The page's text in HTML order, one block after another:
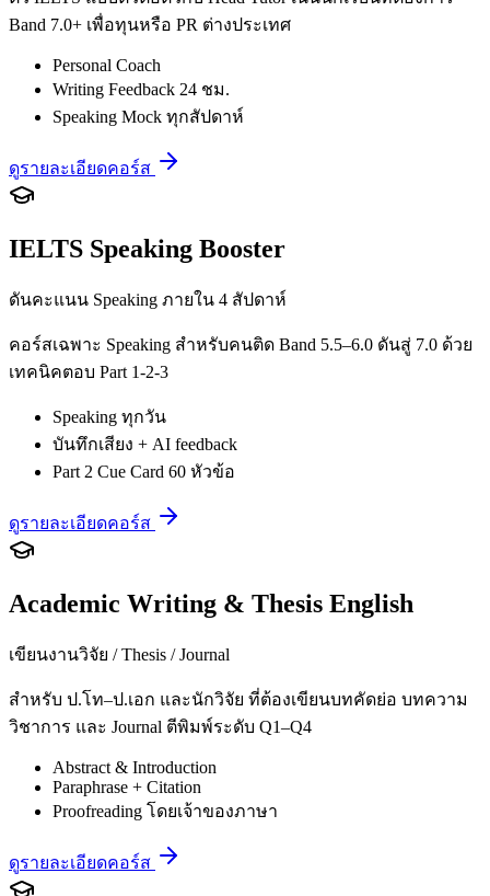
Band 7.0+ เพื่อทุนหรือ PR ต่างประเทศ
Personal Coach
Writing Feedback 24 ชม.
Speaking Mock ทุกสัปดาห์
ดูรายละเอียดคอร์ส
IELTS Speaking Booster
ดันคะแนน Speaking ภายใน 4 สัปดาห์
คอร์สเฉพาะ Speaking สำหรับคนติด Band 5.5–6.0 ดันสู่ 7.0 ด้วย
เทคนิคตอบ Part 1-2-3
Speaking ทุกวัน
บันทึกเสียง + AI feedback
Part 2 Cue Card 60 หัวข้อ
ดูรายละเอียดคอร์ส
Academic Writing & Thesis English
เขียนงานวิจัย / Thesis / Journal
สำหรับ ป.โท–ป.เอก และนักวิจัย ที่ต้องเขียนบทคัดย่อ บทความ
วิชาการ และ Journal ตีพิมพ์ระดับ Q1–Q4
Abstract & Introduction
Paraphrase + Citation
Proofreading โดยเจ้าของภาษา
ดูรายละเอียดคอร์ส